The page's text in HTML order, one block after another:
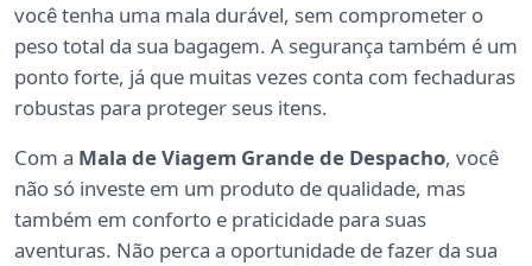
você tenha uma mala durável, sem comprometer o
peso total da sua bagagem. A segurança também é um
ponto forte, já que muitas vezes conta com fechaduras
robustas para proteger seus itens.
Com a Mala de Viagem Grande de Despacho, você
não só investe em um produto de qualidade, mas
também em conforto e praticidade para suas
aventuras. Não perca a oportunidade de fazer da sua